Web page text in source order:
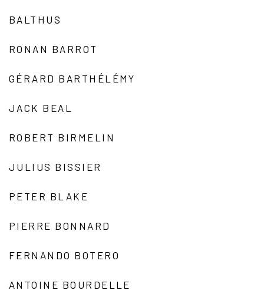
BALTHUS
RONAN BARROT
GÉRARD BARTHÉLÉMY
JACK BEAL
ROBERT BIRMELIN
JULIUS BISSIER
PETER BLAKE
PIERRE BONNARD
FERNANDO BOTERO
ANTOINE BOURDELLE